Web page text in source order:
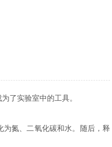
了实验室中的工具。
氮、二氧化碳和水。随后，释